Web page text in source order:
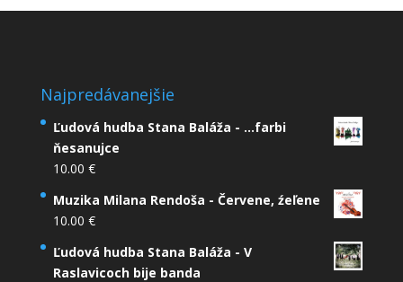
Najpredávanejšie
Ľudová hudba Stana Baláža - ...farbi
ňesanujce
10.00 €
Muzika Milana Rendoša - Červene, źeľene
10.00 €
Ľudová hudba Stana Baláža - V
Raslavicoch bije banda